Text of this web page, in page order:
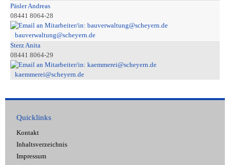
Päsler Andreas
08441 8064-28
bauverwaltung@scheyern.de
Sterz Anita
08441 8064-29
kaemmerei@scheyern.de
Quicklinks
Kontakt
Inhaltsverzeichnis
Impressum